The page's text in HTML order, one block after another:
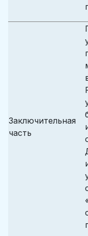
Заключительная
часть